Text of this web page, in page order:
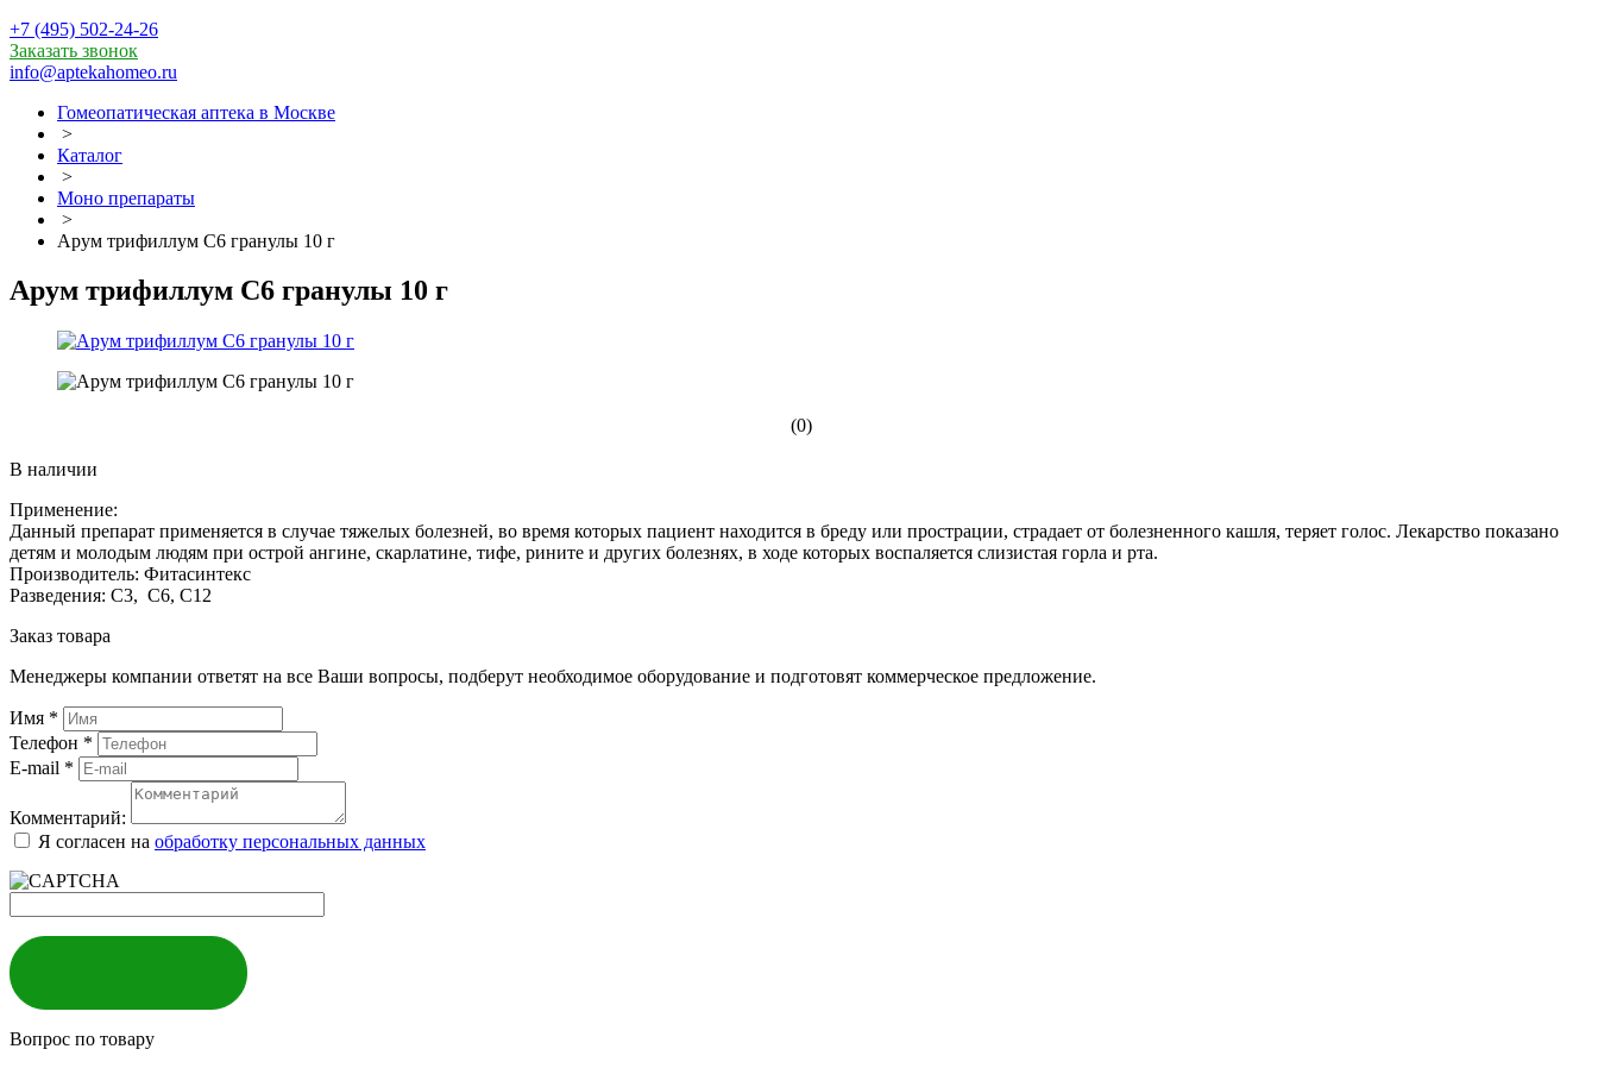
+7 (495) 502-24-26
Заказать звонок
info@aptekahomeo.ru
Гомеопатическая аптека в Москве
>
Каталог
>
Моно препараты
>
Арум трифиллум С6 гранулы 10 г
Арум трифиллум С6 гранулы 10 г
(0)
В наличии
Применение:
Данный препарат применяется в случае тяжелых болезней, во время которых пациент находится в бреду или прострации, страдает от болезненного кашля, теряет голос. Лекарство показано
детям и молодым людям при острой ангине, скарлатине, тифе, рините и других болезнях, в ходе которых воспаляется слизистая горла и рта.
Производитель: Фитасинтекс
Разведения: С3, С6, С12
Заказ товара
Менеджеры компании ответят на все Ваши вопросы, подберут необходимое оборудование и подготовят коммерческое предложение.
Имя *
Телефон *
E-mail *
Комментарий:
Я согласен на обработку персональных данных
Вопрос по товару